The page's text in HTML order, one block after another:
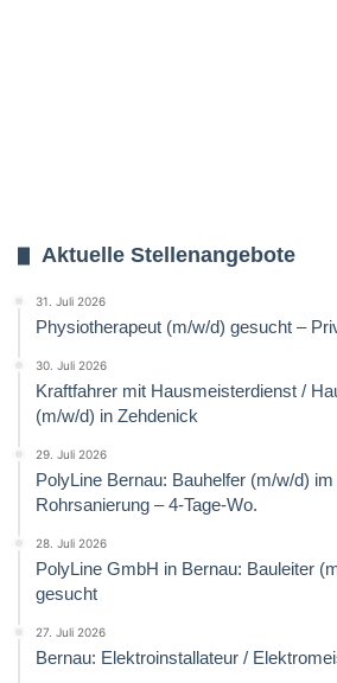
Aktuelle Stellenangebote
31. Juli 2026
Physiotherapeut (m/w/d) gesucht –
30. Juli 2026
Kraftfahrer mit Hausmeisterdienst /
(m/w/d) in Zehdenick
29. Juli 2026
PolyLine Bernau: Bauhelfer (m/w/d)
Rohrsanierung – 4-Tage-Wo.
28. Juli 2026
PolyLine GmbH in Bernau: Bauleiter
gesucht
27. Juli 2026
Bernau: Elektroinstallateur /